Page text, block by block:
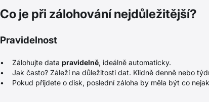
Co je při zálohování nejdůležitější?
Pravidelnost
• Zálohujte data pravidelně, ideálně automaticky.
• Jak často? Záleží na důležitosti dat. Klidně denně nebo
• Pokud přijdete o disk, poslední záloha by měla být co